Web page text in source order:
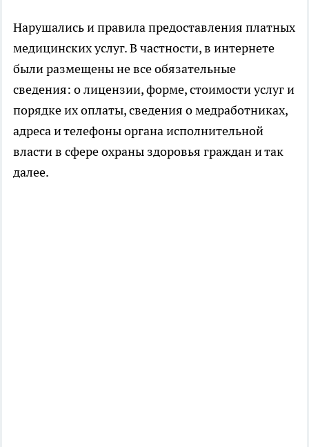
Нарушались и правила предоставления платных
медицинских услуг. В частности, в интернете
были размещены не все обязательные
сведения: о лицензии, форме, стоимости услуг и
порядке их оплаты, сведения о медработниках,
адреса и телефоны органа исполнительной
власти в сфере охраны здоровья граждан и так
далее.